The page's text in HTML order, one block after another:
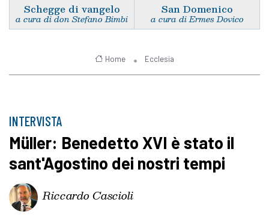
Schegge di vangelo
a cura di don Stefano Bimbi
San Domenico
a cura di Ermes Dovico
Home Ecclesia
INTERVISTA
Müller: Benedetto XVI è stato il
sant'Agostino dei nostri tempi
Riccardo Cascioli